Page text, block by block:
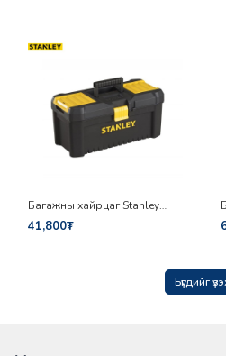
Багажны хайрцаг Stanley
STST1-75514
41,800₮
Бүгдийг